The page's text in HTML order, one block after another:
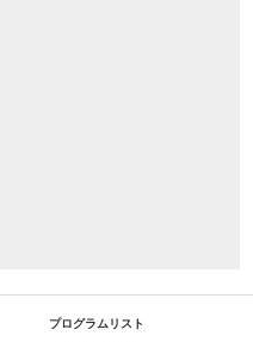
プログラムリスト